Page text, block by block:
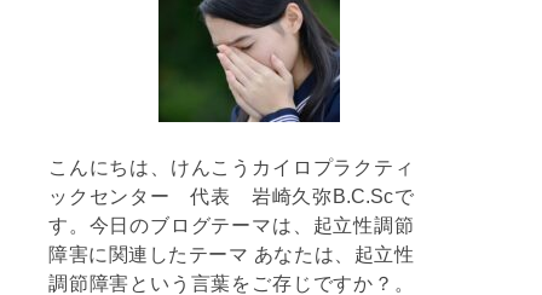
こんにちは、けんこうカイロプラクティ
ックセンター 代表 岩崎久弥B.C.Scで
す。今日のブログテーマは、起立性調節
障害に関連したテーマ あなたは、起立性
調節障害という言葉をご存じですか？。